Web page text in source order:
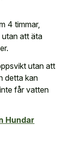
4 timmar,
utan att äta
utan att
detta kan
får vatten
Hundar